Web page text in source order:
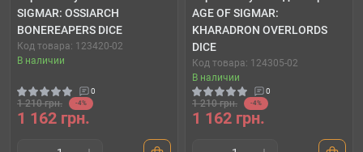
SIGMAR: OSSIARCH
BONEREAPERS DICE
Код товара: 123420-02
В наличии
0
1 210 грн. -4%
1 162 грн.
AGE OF SIGMAR:
KHARADRON OVERLORDS
DICE
Код товара: 124305-02
В наличии
0
1 210 грн. -4%
1 162 грн.